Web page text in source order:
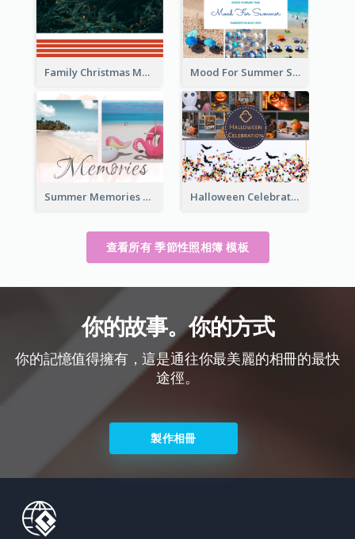
Family Christmas Memories Seasonal Photo Book Mood For Summer Seasonal Photo Book
Summer Memories Seasonal Photo Book Halloween Celebration Photo Book
查看所有 季節性照相簿 模板
你的故事。你的方式
你的記憶值得擁有，這是通往你最美麗的相冊的最快
途徑。
製作相冊